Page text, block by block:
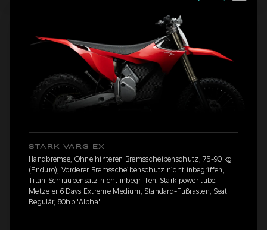
STARK VARG EX
Handbremse, Ohne hinteren Bremsscheibenschutz, 75-90 kg
(Enduro), Vorderer Bremsscheibenschutz nicht inbegriffen,
Titan-Schraubensatz nicht inbegriffen, Stark power tube,
Metzeler 6 Days Extreme Medium, Standard-Fußrasten, Seat
Regulär, 80hp 'Alpha'